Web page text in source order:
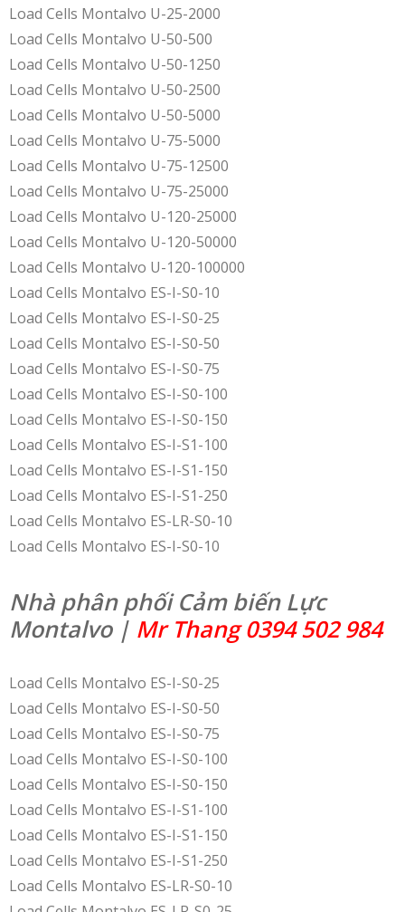
Load Cells Montalvo U-25-2000
Load Cells Montalvo U-50-500
Load Cells Montalvo U-50-1250
Load Cells Montalvo U-50-2500
Load Cells Montalvo U-50-5000
Load Cells Montalvo U-75-5000
Load Cells Montalvo U-75-12500
Load Cells Montalvo U-75-25000
Load Cells Montalvo U-120-25000
Load Cells Montalvo U-120-50000
Load Cells Montalvo U-120-100000
Load Cells Montalvo ES-I-S0-10
Load Cells Montalvo ES-I-S0-25
Load Cells Montalvo ES-I-S0-50
Load Cells Montalvo ES-I-S0-75
Load Cells Montalvo ES-I-S0-100
Load Cells Montalvo ES-I-S0-150
Load Cells Montalvo ES-I-S1-100
Load Cells Montalvo ES-I-S1-150
Load Cells Montalvo ES-I-S1-250
Load Cells Montalvo ES-LR-S0-10
Load Cells Montalvo ES-I-S0-10
Nhà phân phối Cảm biến Lực
Montalvo | Mr Thang 0394 502 984
Load Cells Montalvo ES-I-S0-25
Load Cells Montalvo ES-I-S0-50
Load Cells Montalvo ES-I-S0-75
Load Cells Montalvo ES-I-S0-100
Load Cells Montalvo ES-I-S0-150
Load Cells Montalvo ES-I-S1-100
Load Cells Montalvo ES-I-S1-150
Load Cells Montalvo ES-I-S1-250
Load Cells Montalvo ES-LR-S0-10